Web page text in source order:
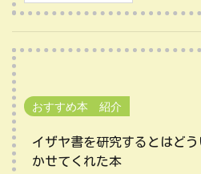
おすすめ本 紹介
イザヤ書を研究するとはど
かせてくれた本